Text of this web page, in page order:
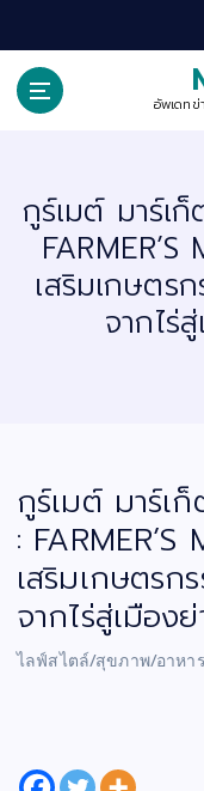
i
อัพเดทข่
กูร์เมต์ มาร์เ
เสริมเกษตร
จากไร่
กูร์เมต์ มาร์เ
:
เสริมเกษตรก
จากไร่สู่เมือง
ไลฟ์สไตล์/สุขภาพ/อาหาร